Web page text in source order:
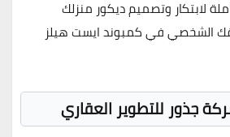
لابتكار وتصميم ديكور منزلك
الشخصي في كمبوند ايست هيلز
جذور للتطوير العقاري